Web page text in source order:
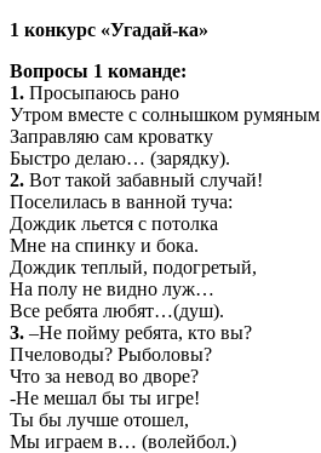
1 конкурс «Угадай-ка»
Вопросы 1 команде:
1. Просыпаюсь рано
Утром вместе с солнышком румяным
Заправляю сам кроватку
Быстро делаю… (зарядку).
2. Вот такой забавный случай!
Поселилась в ванной туча:
Дождик льется с потолка
Мне на спинку и бока.
Дождик теплый, подогретый,
На полу не видно луж…
Все ребята любят…(душ).
3. –Не пойму ребята, кто вы?
Пчеловоды? Рыболовы?
Что за невод во дворе?
-Не мешал бы ты игре!
Ты бы лучше отошел,
Мы играем в… (волейбол.)